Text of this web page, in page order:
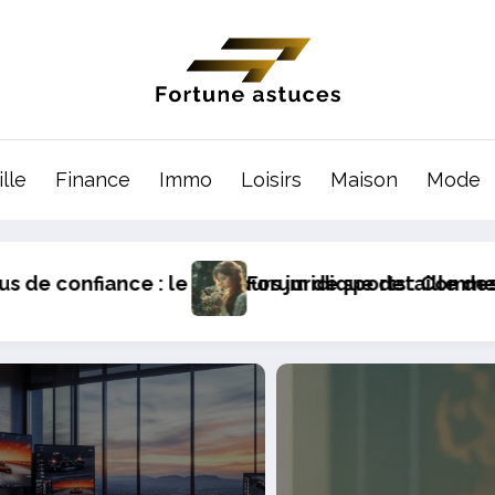
Finance Immo Loisirs Maison Mode
des victimescreer une communaute active et
Les plus grandes